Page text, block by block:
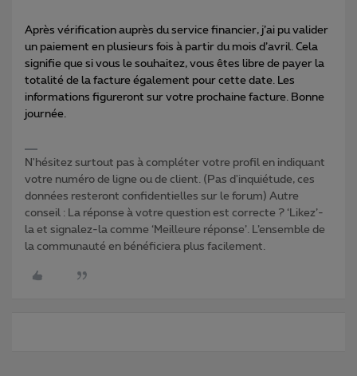
Après vérification auprès du service financier, j’ai pu valider
un paiement en plusieurs fois à partir du mois d’avril. Cela
signifie que si vous le souhaitez, vous êtes libre de payer la
totalité de la facture également pour cette date. Les
informations figureront sur votre prochaine facture. Bonne
journée.
N'hésitez surtout pas à compléter votre profil en indiquant
votre numéro de ligne ou de client. (Pas d'inquiétude, ces
données resteront confidentielles sur le forum) Autre
conseil : La réponse à votre question est correcte ? ‘Likez’-
la et signalez-la comme ‘Meilleure réponse’. L’ensemble de
la communauté en bénéficiera plus facilement.